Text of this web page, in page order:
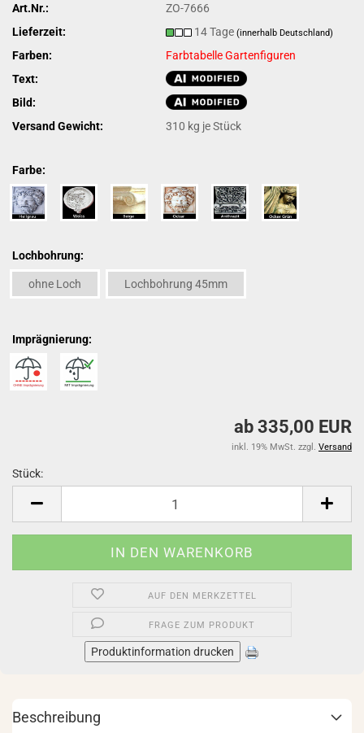
Art.Nr.:
ZO-7666
Lieferzeit:
14 Tage(innerhalb Deutschland)
Farben:
Farbtabelle Gartenfiguren
Text:
Bild:
Versand Gewicht:
310 kg je Stück
Farbe:
Lochbohrung:
ohne Loch Lochbohrung 45mm
Imprägnierung:
ab 335,00 EUR
inkl. 19% MwSt. zzgl. Versand
Stück:
AUF DEN MERKZETTEL
FRAGE ZUM PRODUKT
Produktinformation drucken
Beschreibung